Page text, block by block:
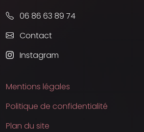
06 86 63 89 74
Contact
Instagram
Mentions légales
Politique de confidentialité
Plan du site